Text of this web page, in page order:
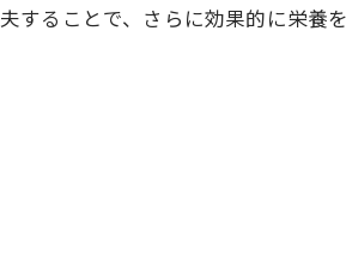
することで、さらに効果的に栄養